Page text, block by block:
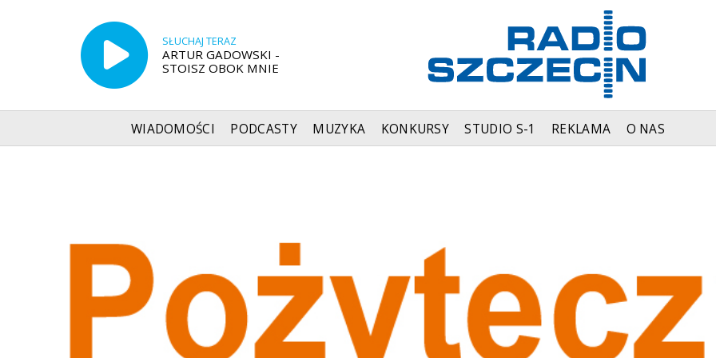
SŁUCHAJ TERAZ
ARTUR GADOWSKI -
STOISZ OBOK MNIE
WIADOMOŚCI PODCASTY MUZYKA KONKURSY STUDIO S-1 REKLAMA O NAS